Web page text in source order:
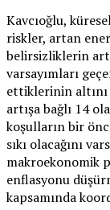
Kavcıoğlu,
riskler, artan
belirsizliklerin
varsayımları
ettiklerinin altını
artışa bağlı 14
koşulların bir
sıkı olacağını
makroekonomik
enflasyonu
kapsamında